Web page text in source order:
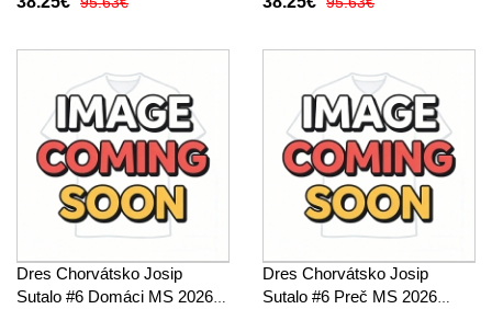
Dres Chorvátsko Josip
Sutalo #6 Domáci MS 2026
Dres Chorvátsko Josip
Sutalo #6 Preč MS 2026